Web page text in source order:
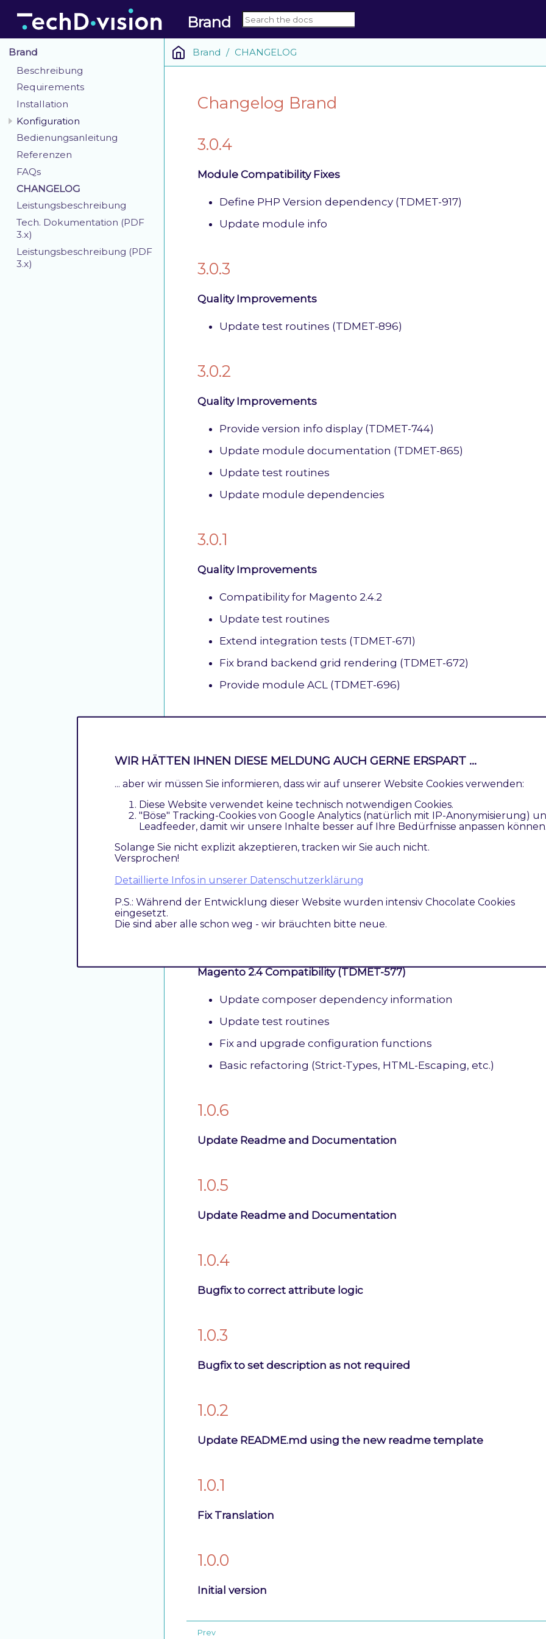
Brand
Brand
Beschreibung
Requirements
Installation
Konfiguration
Bedienungsanleitung
Referenzen
FAQs
CHANGELOG
Leistungsbeschreibung
Tech. Dokumentation (PDF
3.x)
Leistungsbeschreibung (PDF
3.x)
Brand CHANGELOG
Changelog Brand
3.0.4
Module Compatibility Fixes
Define PHP Version dependency (TDMET-917)
Update module info
3.0.3
Quality Improvements
Update test routines (TDMET-896)
3.0.2
Quality Improvements
Provide version info display (TDMET-744)
Update module documentation (TDMET-865)
Update test routines
Update module dependencies
3.0.1
Quality Improvements
Compatibility for Magento 2.4.2
Update test routines
Extend integration tests (TDMET-671)
Fix brand backend grid rendering (TDMET-672)
Provide module ACL (TDMET-696)
Major Module Enhancements
Change brand attribute binding (TDMET-500)
Option to show brand icons on catalog pages (TDMET-521)
Improve category links (TDMET-624)
Improve module quality (TDMET-348)
Integration-Tests
Update test routines
Magento 2.4 Compatibility (TDMET-577)
Update composer dependency information
Update test routines
Fix and upgrade configuration functions
Basic refactoring (Strict-Types, HTML-Escaping, etc.)
1.0.6
Update Readme and Documentation
1.0.5
Update Readme and Documentation
1.0.4
Bugfix to correct attribute logic
1.0.3
Bugfix to set description as not required
1.0.2
Update README.md using the new readme template
1.0.1
Fix Translation
1.0.0
Initial version
WIR HÄTTEN IHNEN DIESE MELDUNG AUCH GERNE ERSPART ...
... aber wir müssen Sie informieren, dass wir auf unserer Website Cookies verwenden:
Diese Website verwendet keine technisch notwendigen Cookies.
"Böse" Tracking-Cookies von Google Analytics (natürlich mit IP-Anonymisierung)
Leadfeeder, damit wir unsere Inhalte besser auf Ihre Bedürfnisse anpassen können.
Solange Sie nicht explizit akzeptieren, tracken wir Sie auch nicht.
Versprochen!
Detaillierte Infos in unserer Datenschutzerklärung
P.S.: Während der Entwicklung dieser Website wurden intensiv Chocolate Cookies
eingesetzt.
Die sind aber alle schon weg - wir bräuchten bitte neue.